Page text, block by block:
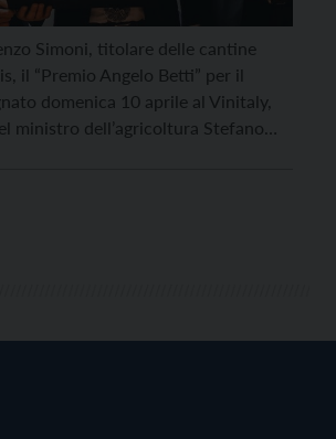
Simoni, titolare delle cantine
il “Premio Angelo Betti” per il
domenica 10 aprile al Vinitaly,
ministro dell’agricoltura Stefano